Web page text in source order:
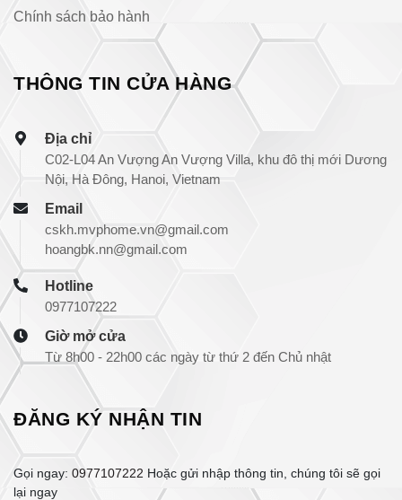
Chính sách bảo hành
THÔNG TIN CỬA HÀNG
Địa chỉ
C02-L04 An Vượng An Vượng Villa, khu đô thị mới Dương
Nội, Hà Đông, Hanoi, Vietnam
Email
cskh.mvphome.vn@gmail.com
hoangbk.nn@gmail.com
Hotline
0977107222
Giờ mở cửa
Từ 8h00 - 22h00 các ngày từ thứ 2 đến Chủ nhật
ĐĂNG KÝ NHẬN TIN
Gọi ngay: 0977107222 Hoặc gửi nhập thông tin, chúng tôi sẽ gọi
lại ngay